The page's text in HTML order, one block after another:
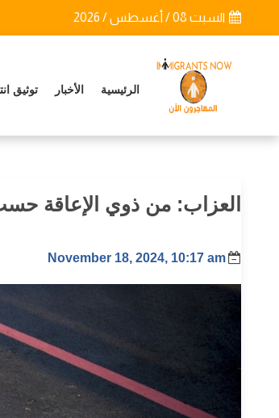
السبت 08 / أغسطس / 2026
الرئيسية الأخبار توثيق
العزاب: من ذوي الإعاقة
November 18, 2024, 10:17 am